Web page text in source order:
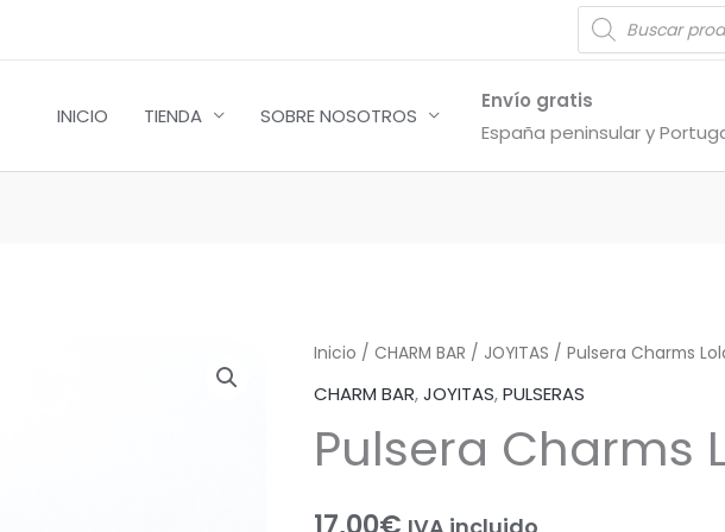
Búsqueda
de
productos
INICIO TIENDA SOBRE NOSOTROS
Envío gratis
España peninsular y
Inicio / CHARM BAR / JOYITAS / Pulsera Charms
CHARM BAR,JOYITAS,PULSERAS
Pulsera Charms
Pulsera
Charms
cantidad